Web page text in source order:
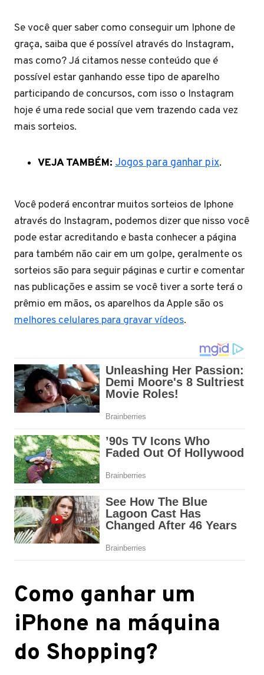
Se você quer saber como conseguir um Iphone de
graça, saiba que é possível através do Instagram,
mas como? Já citamos nesse conteúdo que é
possível estar ganhando esse tipo de aparelho
participando de concursos, com isso o Instagram
hoje é uma rede social que vem trazendo cada vez
mais sorteios.
VEJA TAMBÉM: Jogos para ganhar pix.
Você poderá encontrar muitos sorteios de Iphone
através do Instagram, podemos dizer que nisso você
pode estar acreditando e basta conhecer a página
para também não cair em um golpe, geralmente os
sorteios são para seguir páginas e curtir e comentar
nas publicações e assim se você tiver a sorte terá o
prêmio em mãos, os aparelhos da Apple são os
melhores celulares para gravar vídeos.
Como ganhar um
iPhone na máquina
do Shopping?